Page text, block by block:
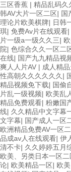
三区香蕉 | 精品乱码久
韩AV大片一区二区| 国
理论片欧美棋牌| 日韩
琪| 免费Av片在线观看|
片一级a一级久久三|
院| 色综合久久一区二
在线| 国产九九精品视
爽人人片AV | 成人精
性高朝久久久久久久 |
精品视频免下载| 国偷
片乱一级视频| 欧美乱
精品免费观看| 粉嫩国
线| 久久精品中文字幕
文字幕| 国产成人一区
欧洲精品免费AV一区
品成av人在线观看| 伊
清不卡| 久久婷婷五月
欧美、另类日本一区二
论| 欧美精品一区| 欧